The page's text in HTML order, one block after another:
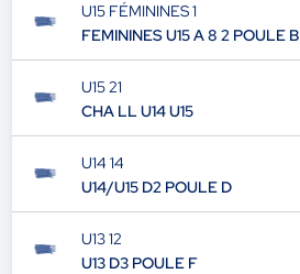
U15 FÉMININES 1
FEMININES U15 A 8 2 POULE B
U15 21
CHA LL U14 U15
U14 14
U14/U15 D2 POULE D
U13 12
U13 D3 POULE F